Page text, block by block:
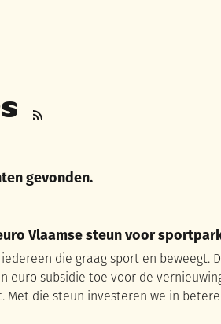
RSS
gevonden.
Vlaamse steun voor
Vlaamse steun voor
die graag sport en beweegt.
euro subsidie toe voor de
Met die steun investeren we in